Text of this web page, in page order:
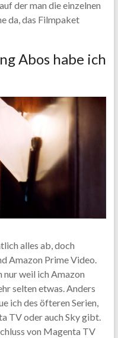
der man die einzelnen
da, das Filmpaket
Abos habe ich
alles ab, doch
Amazon Prime Video.
weil ich Amazon
selten etwas. Anders
ich des öfteren Serien,
TV oder auch Sky gibt.
von Magenta TV